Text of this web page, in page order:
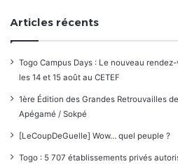
Articles récents
Togo Campus Days : Le nouveau
les 14 et 15 août au CETEF
1ère Édition des Grandes Retrouvailles
Apégamé / Sokpé
[LeCoupDeGuelle] Wow… quel peuple ?
Togo : 5 707 établissements privés